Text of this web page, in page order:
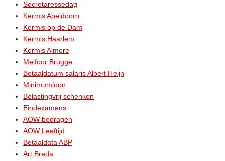
Secretaressedag
Kermis Apeldoorn
Kermis op de Dam
Kermis Haarlem
Kermis Almere
Meifoor Brugge
Betaaldatum salaris Albert Heijn
Minimumloon
Belastingvrij schenken
Eindexamens
AOW bedragen
AOW Leeftijd
Betaaldata ABP
Art Breda